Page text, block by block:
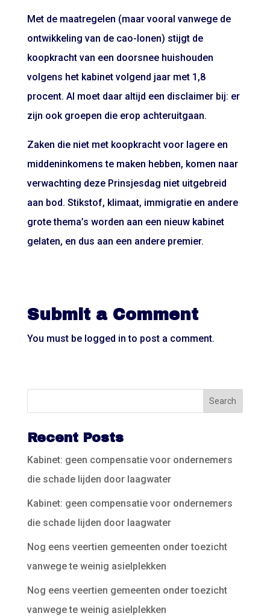
Met de maatregelen (maar vooral vanwege de
ontwikkeling van de cao-lonen) stijgt de
koopkracht van een doorsnee huishouden
volgens het kabinet volgend jaar met 1,8
procent. Al moet daar altijd een disclaimer bij: er
zijn ook groepen die erop achteruitgaan.
Zaken die niet met koopkracht voor lagere en
middeninkomens te maken hebben, komen naar
verwachting deze Prinsjesdag niet uitgebreid
aan bod. Stikstof, klimaat, immigratie en andere
grote thema’s worden aan een nieuw kabinet
gelaten, en dus aan een andere premier.
Submit a Comment
You must be logged in to post a comment.
Recent Posts
Kabinet: geen compensatie voor ondernemers
die schade lijden door laagwater
Kabinet: geen compensatie voor ondernemers
die schade lijden door laagwater
Nog eens veertien gemeenten onder toezicht
vanwege te weinig asielplekken
Nog eens veertien gemeenten onder toezicht
vanwege te weinig asielplekken